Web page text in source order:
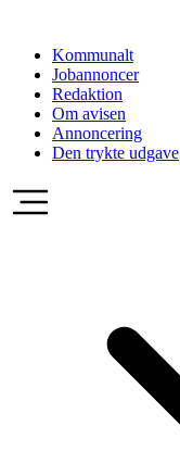
indholdKommunalt
Jobannoncer
Redaktion
Om avisen
Annoncering
Den trykte udgave